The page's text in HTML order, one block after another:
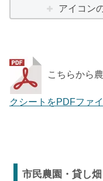
アイコン
こちらから
クシートをPDFファ
市民農園・貸し